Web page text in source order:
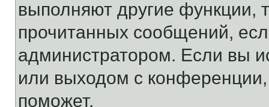
выполняют другие функции,
прочитанных сообщений,
администратором. Если вы
или выходом с
поможет.